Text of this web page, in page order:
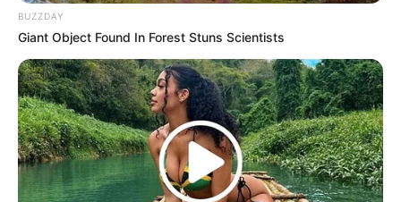
BUZZDAY
Giant Object Found In Forest Stuns Scientists